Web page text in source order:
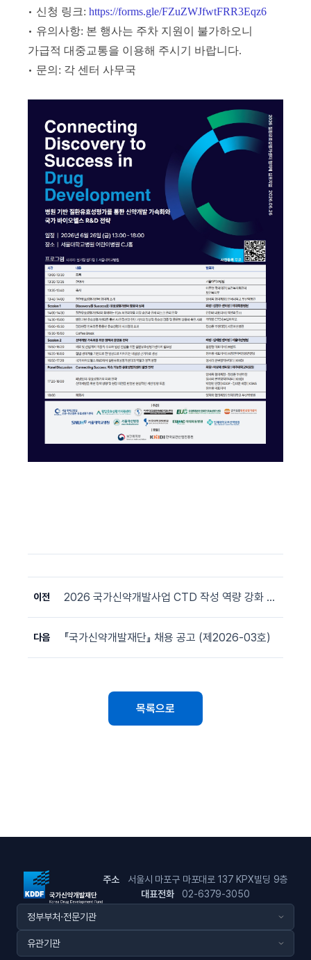
• 신청 링크: https://forms.gle/FZuZWJfwtFRR3Eqz6
• 유의사항: 본 행사는 주차 지원이 불가하오니
가급적 대중교통을 이용해 주시기 바랍니다.
• 문의: 각 센터 사무국
이전 2026 국가신약개발사업 CTD 작성 역량 강화 워크샵 (7/15, 삼성생명 일원역빌딩)
다음 『국가신약개발재단』 채용 공고 (제2026-03호)
목록으로
주소
서울시 마포구 마포대로 137 KPX빌딩 9층
대표전화
02-6379-3050